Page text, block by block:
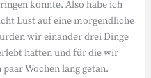
konnte. Also habe ich
Lust auf eine morgendliche
wir einander drei Dinge
hatten und für die wir
Wochen lang getan.